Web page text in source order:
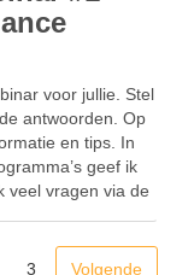
voor jullie. Stel
antwoorden. Op
en tips. In
geef ik
veel vragen via de
3 Volgende